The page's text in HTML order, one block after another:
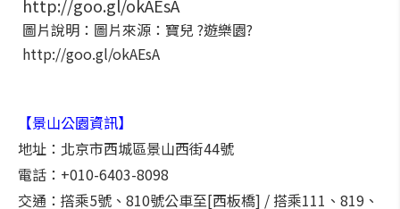
圖片說明：圖片來源：寶兒 ?遊樂園?
http://goo.gl/okAEsA
【景山公園資訊】
地址：北京市西城區景山西街44號
電話：+010-6403-8098
交通：撘乘5號、810號公車至[西板橋] / 搭乘111、819、